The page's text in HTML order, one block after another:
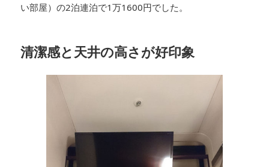
い部屋）の2泊連泊で1万1600円でした。
清潔感と天井の高さが好印象